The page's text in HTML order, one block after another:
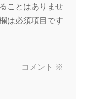
ことはありませ
は必須項目です
コメント ※